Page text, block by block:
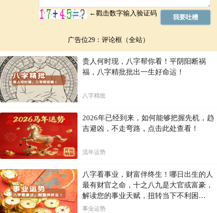
广告位29：评论框（全站）
贵人何时现，八字帮你看！平阴阳断祸
福，八字精批批出一生好命运！
八字精批
2026年已经到来，如何能够把握先机，趋
吉避凶，不走弯路，点击此处查看！
流年运势
八字看事业，财富伴终生！哪日出生的人
最有财官之命，十之八九是大官或富豪，
解读您的事业天赋，扭转当下不利困
局！！
事业运势